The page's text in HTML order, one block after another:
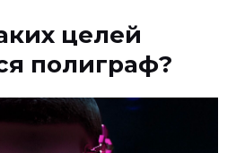
целей
полиграф?